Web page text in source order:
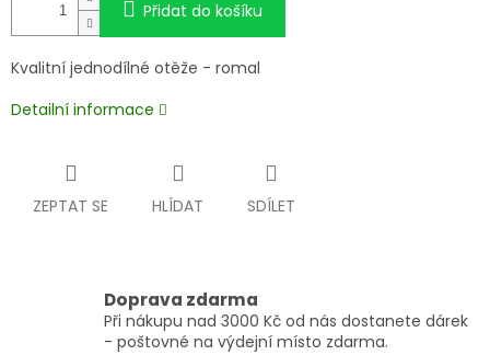
Přidat do košíku
Kvalitní jednodílné otěže - romal
Detailní informace
ZEPTAT SE HLÍDAT SDÍLET
Doprava zdarma
Při nákupu nad 3000 Kč od nás dostanete dárek
- poštovné na výdejní místo zdarma.